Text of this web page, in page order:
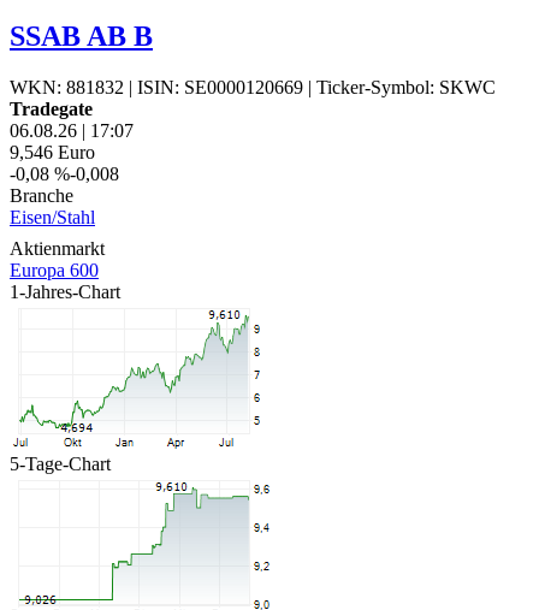
SSAB AB B
WKN: 881832 | ISIN: SE0000120669 | Ticker-Symbol: SKWC
Tradegate
06.08.26 | 17:07
9,546 Euro
-0,08 %-0,008
Branche
Eisen/Stahl
Aktienmarkt
Europa 600
1-Jahres-Chart
5-Tage-Chart